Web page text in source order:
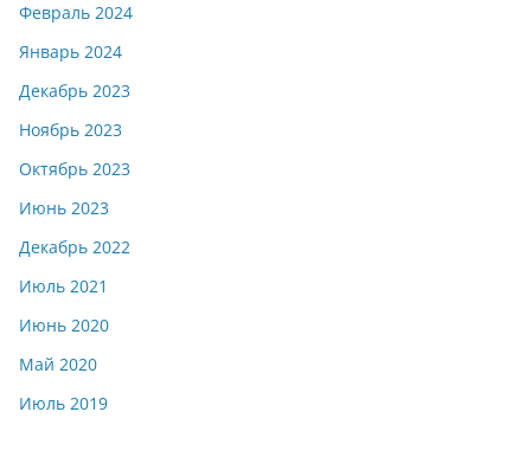
Февраль 2024
Январь 2024
Декабрь 2023
Ноябрь 2023
Октябрь 2023
Июнь 2023
Декабрь 2022
Июль 2021
Июнь 2020
Май 2020
Июль 2019